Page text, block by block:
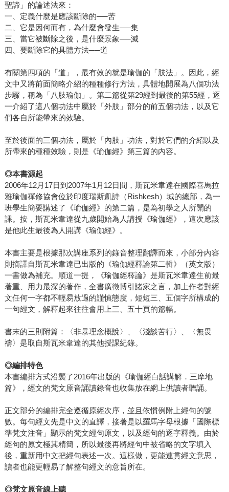
聖諦」的論述法來：
一、定義什麼是應該斷除的──苦
二、它是因何而有，為什麼會發生──集
三、當它被斷除之後，是什麼景象──滅
四、要斷除它的具體方法──道
有關第四項的「道」，最有效的就是瑜伽的「肢法」。因此，經
文中又將前面簡略介紹的種種修行方法，具體地開展為八個功法
步驟，稱為「八肢瑜伽」。第二篇從第29經到最後的第55經，逐
一介紹了這八個功法中屬於「外肢」部分的前五個功法，以及它
們各自所能帶來的效驗。
至於後面的三個功法，屬於「內肢」功法，對於它們的介紹以及
所帶來的種種效驗，則是《瑜伽經》第三篇的內容。
◎本書源起
2006年12月17日到2007年1月12日間，斯瓦米韋達在國際喜馬拉
雅瑜伽禪修協會位於印度瑞斯凱詩（Rishkesh）城的總部，為一
班學生簡要講述了《瑜伽經》的第二篇，是為初學之人所開的
課。按，斯瓦米韋達從九歲開始為人講授《瑜伽經》，這次應該
是他此生最後為人開講《瑜伽經》。
本書主要是根據那次講座系列的錄音整理翻譯而來，小部分內容
則摘譯自斯瓦米韋達已出版的《瑜伽經釋論第二輯》（英文版）
一書做為補充。順道一提，《瑜伽經釋論》是斯瓦米韋達生前最
著重、用力最深的著作，全書廣徵博引諸家之言，加上作者對經
文任何一字都不輕易放過的謹慎態度，短短三、五個字所構成的
一句經文，解釋起來往往會用上三、五十頁的篇幅。
書末的三則附篇：〈非暴理念概說〉、〈淺談苦行〉、〈無畏
禱〉是取自斯瓦米韋達的其他授課紀錄。
◎編排特色
本書編排方式沿襲了2016年出版的《瑜伽經白話講解．三摩地
篇》，經文的梵文原音誦讀錄音也收集放在網上供讀者聽誦。
正文部分的編排完全遵循原經次序，並且依慣例附上經句的號
數。每句經文先是中文的直譯，接著是以羅馬字母根據「國際標
準梵文注音」顯示的梵文經句原文，以及經句的逐字釋義。由於
經句的原文極其精簡，所以最後再將經句中被省略的文字填入
後，重新用中文把經句表述一次。這樣做，更能連貫經文意思，
讀者也能更輕易了解整句經文的意旨所在。
◎梵文原音線上聽